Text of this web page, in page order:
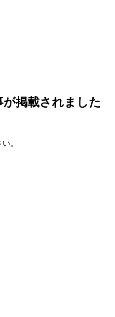
掲載されました
。